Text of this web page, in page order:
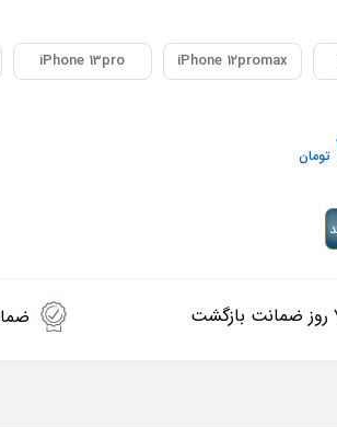
iPhone 12promax
iPhone 13pro
تومان